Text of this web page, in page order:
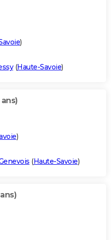
)
(Haute-Savoie)
ans)
)
(Haute-Savoie)